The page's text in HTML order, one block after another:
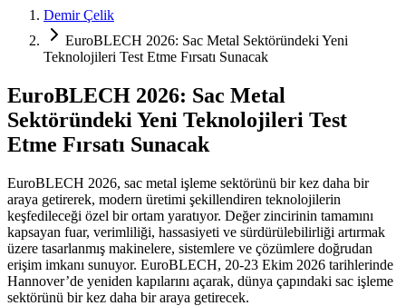
Demir Çelik
EuroBLECH 2026: Sac Metal Sektöründeki Yeni
Teknolojileri Test Etme Fırsatı Sunacak
EuroBLECH 2026: Sac Metal
Sektöründeki Yeni Teknolojileri Test
Etme Fırsatı Sunacak
EuroBLECH 2026, sac metal işleme sektörünü bir kez daha bir
araya getirerek, modern üretimi şekillendiren teknolojilerin
keşfedileceği özel bir ortam yaratıyor. Değer zincirinin tamamını
kapsayan fuar, verimliliği, hassasiyeti ve sürdürülebilirliği artırmak
üzere tasarlanmış makinelere, sistemlere ve çözümlere doğrudan
erişim imkanı sunuyor. EuroBLECH, 20-23 Ekim 2026 tarihlerinde
Hannover’de yeniden kapılarını açarak, dünya çapındaki sac işleme
sektörünü bir kez daha bir araya getirecek.